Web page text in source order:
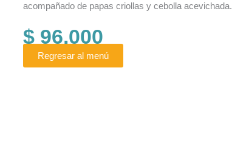
acompañado de papas criollas y cebolla acevichada.
$ 96.000
Regresar al menú